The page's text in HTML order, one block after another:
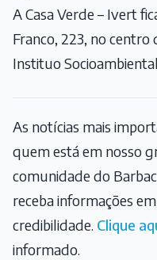
A Casa Verde – Ivert
Franco, 223, no centro
Instituo
As notícias mais
quem está em nosso
comunidade do
receba informações
credibilidade. Clique
informado.